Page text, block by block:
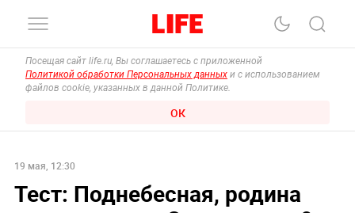
Посещая сайт life.ru, Вы соглашаетесь с приложенной
Политикой обработки Персональных данных и с использованием
файлов cookie, указанных в данной Политике.
ОК
19 мая, 12:30
Тест: Поднебесная, родина